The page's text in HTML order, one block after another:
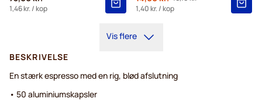
1,46 kr./ kop 1,40 kr./ kop
10+ =14,00 kr.
Vis flere
BESKRIVELSE
En stærk espresso med en rig, blød afslutning
• 50 aluminiumskapsler